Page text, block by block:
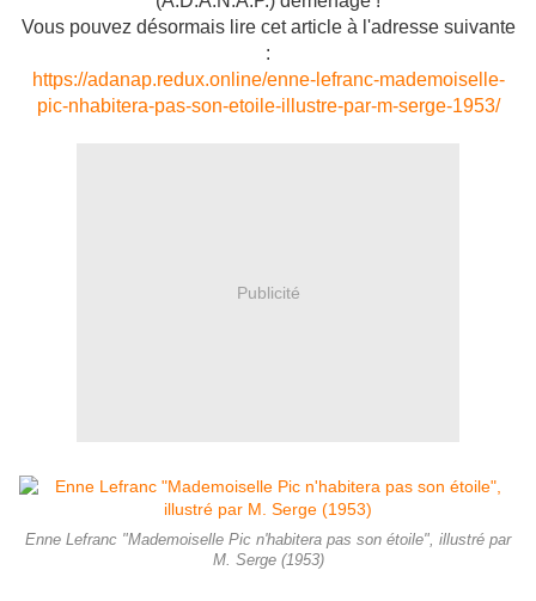
Vous pouvez désormais lire cet article à l'adresse suivante
:
https://adanap.redux.online/enne-lefranc-mademoiselle-
pic-nhabitera-pas-son-etoile-illustre-par-m-serge-1953/
Publicité
Enne Lefranc "Mademoiselle Pic n'habitera pas son étoile", illustré par
M. Serge (1953)